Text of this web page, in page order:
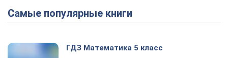
Самые популярные книги
ГДЗ Математика 5 класс